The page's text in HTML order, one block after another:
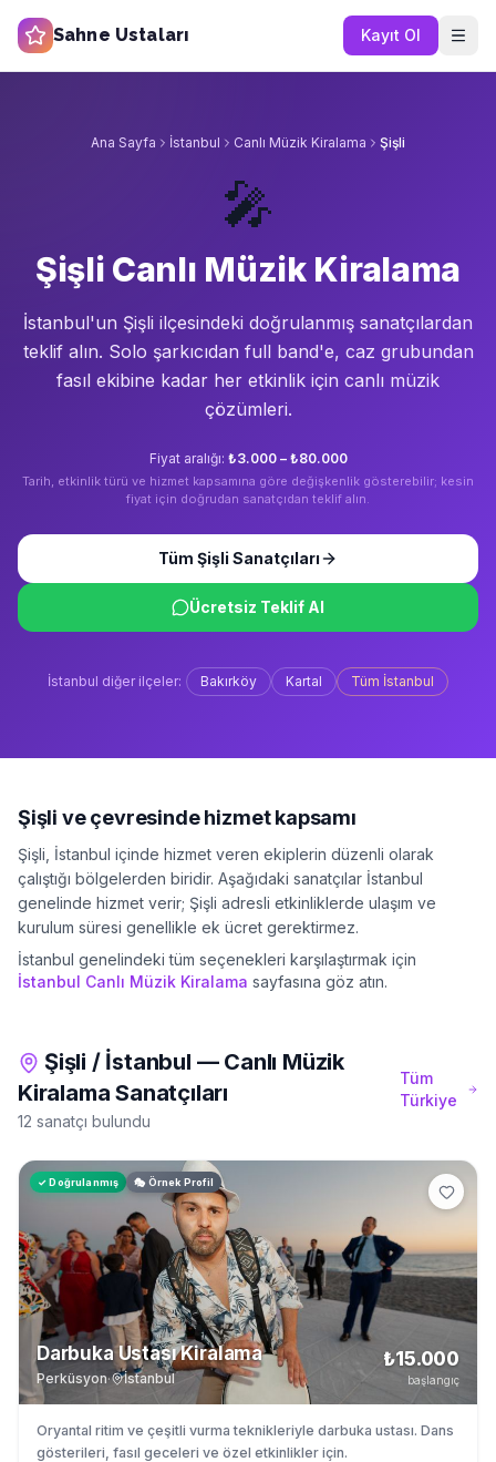
Sahne Ustaları Kayıt Ol
Ana Sayfa İstanbul Canlı Müzik Kiralama Şişli
🎤
Şişli Canlı Müzik Kiralama
İstanbul'un Şişli ilçesindeki doğrulanmış sanatçılardan
teklif alın. Solo şarkıcıdan full band'e, caz grubundan
fasıl ekibine kadar her etkinlik için canlı müzik
çözümleri.
Fiyat aralığı: ₺3.000 – ₺80.000
Tarih, etkinlik türü ve hizmet kapsamına göre değişkenlik gösterebilir; kesin
fiyat için doğrudan sanatçıdan teklif alın.
Tüm Şişli Sanatçıları
Ücretsiz Teklif Al
İstanbul diğer ilçeler: Bakırköy Kartal Tüm İstanbul
Şişli ve çevresinde hizmet kapsamı
Şişli İstanbul içinde hizmet veren ekiplerin düzenli olarak
çalıştığı bölgelerden biridir. Aşağıdaki sanatçılar İstanbul
genelinde hizmet verir; Şişli adresli etkinliklerde ulaşım ve
kurulum süresi genellikle ek ücret gerektirmez.
İstanbul genelindeki tüm seçenekleri karşılaştırmak için
İstanbul Canlı Müzik Kiralama sayfasına göz atın.
Şişli / İstanbul — Canlı Müzik
Kiralama Sanatçıları
12 sanatçı bulundu
Tüm
Türkiye
✓ Doğrulanmış 🎭 Örnek Profil
Darbuka Ustası Kiralama
Perküsyon· İstanbul
₺15.000
başlangıç
Oryantal ritim ve çeşitli vurma teknikleriyle darbuka ustası. Dans
gösterileri, fasıl geceleri ve özel etkinlikler için.